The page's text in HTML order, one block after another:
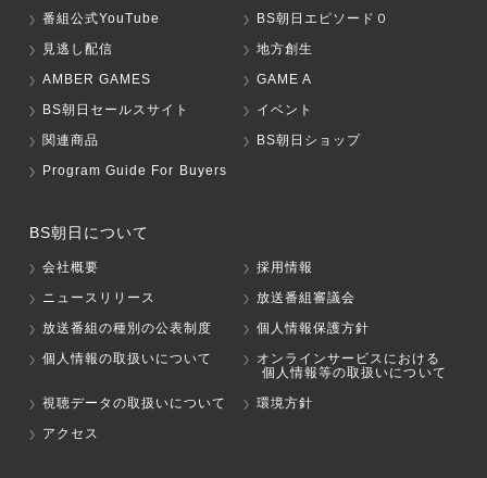
番組公式YouTube
BS朝日エピソード０
見逃し配信
地方創生
AMBER GAMES
GAME A
BS朝日セールスサイト
イベント
関連商品
BS朝日ショップ
Program Guide For Buyers
BS朝日について
会社概要
採用情報
ニュースリリース
放送番組審議会
放送番組の種別の公表制度
個人情報保護方針
個人情報の取扱いについて
オンラインサービスにおける
個人情報等の取扱いについて
視聴データの取扱いについて
環境方針
アクセス